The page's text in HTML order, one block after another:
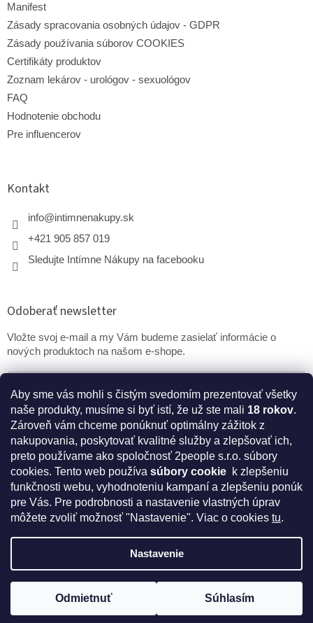
Aby sme vás mohli s čistým svedomím prezentovať všetky
naše produkty, musíme si byť istí, že už ste mali 18 rokov.
Zároveň vám chceme ponúknuť optimálny zážitok z
nakupovania, poskytovať kvalitné služby a zlepšovať ich,
preto používame ako spoločnosť 2people s.r.o. súbory
cookies. Tento web používa súbory cookie k zlepšeniu
funkčnosti webu, vyhodnoteniu kampaní a zlepšeniu ponúk
pre Vás. Pre podrobnosti a nastavenie vlastných úprav
môžete zvoliť možnosť "Nastavenie". Viac o cookies tu.
Nastavenie
Odmietnuť Súhlasím
i
s
u
Manifest
Zásady spracovania osobných údajov - GDPR
Zásady používania súborov COOKIES
Certifikáty produktov
Zoznam lekárov - urológov - sexuológov
FAQ
Hodnotenie obchodu
Pre influencerov
Kontakt
info@intimnenakupy.sk
+421 905 857 019
Sledujte Intímne Nákupy na facebooku
Odoberať newsletter
Vložte svoj e-mail a my Vám budeme zasielať informácie o
nových produktoch na našom e-shope.
PRIHLÁSIŤ SA
* Disclaimer: Bezpečnostné prehlásenie k výživovým
doplnkom a kozmetike
Vytvoril Shoptet
Copyright 2026IntímneNákupy.sk . Všetky práva vyhradené.
Získajte kód na zľavu 5%